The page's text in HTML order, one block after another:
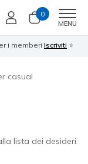
0
MENU
i memberi Iscriviti ⭐
casual
lista dei desideri